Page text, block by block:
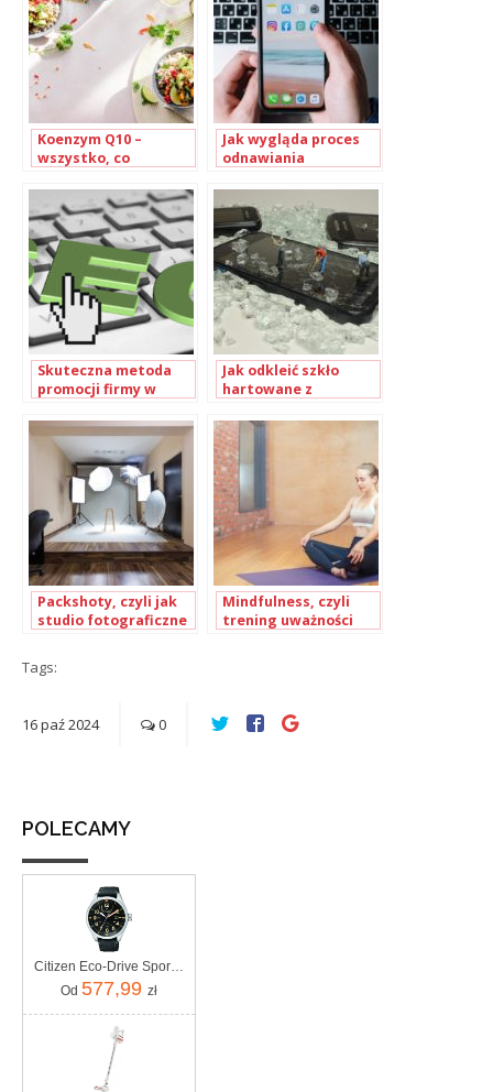
Koenzym Q10 –
wszystko, co
wiedzieć
Jak wygląda proces
odnawiania
warto je kupić?
Skuteczna metoda
promocji firmy w
Jak odkleić szkło
hartowane z
Packshoty, czyli jak
studio fotograficzne
Mindfulness, czyli
trening uważności
Tags:
16paź2024 0
POLECAMY
Citizen Eco-Drive Sport AW5000-24E
Od 577,99 zł